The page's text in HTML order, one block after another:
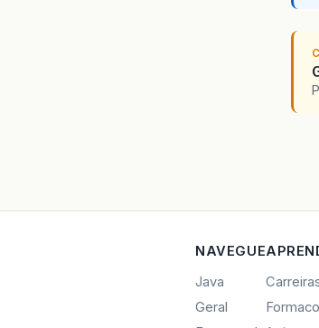
NAVEGUE
Java
Geral